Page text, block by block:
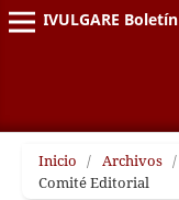
DIVULGARE
Inicio / Archivos /
Comité Editorial